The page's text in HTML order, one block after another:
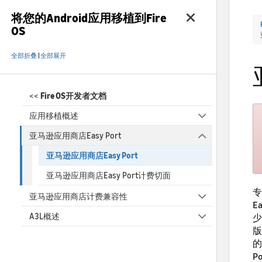
将您的Android应用移植到Fire
OS
全部折叠|全部展开
<< Fire OS开发者文档
应用移植概述
亚马逊应用商店Easy Port
亚马逊应用商店Easy Port
亚马逊应用商店Easy Port计费切面
亚马逊应用商店计费兼容性
A3L概述